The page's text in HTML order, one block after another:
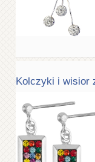
Kolczyki i wisior